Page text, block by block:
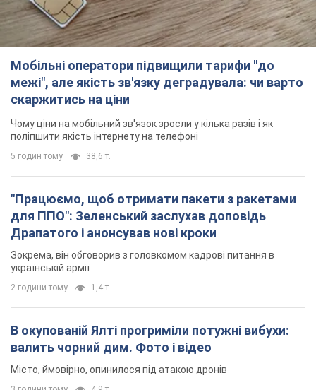
Мобільні оператори підвищили тарифи "до
межі", але якість зв'язку деградувала: чи варто
скаржитись на ціни
Чому ціни на мобільний зв'язок зросли у кілька разів і як
поліпшити якість інтернету на телефоні
5 годин тому 38,6 т.
"Працюємо, щоб отримати пакети з ракетами
для ППО": Зеленський заслухав доповідь
Драпатого і анонсував нові кроки
Зокрема, він обговорив з головкомом кадрові питання в
українській армії
2 години тому 1,4 т.
В окупованій Ялті прогриміли потужні вибухи:
валить чорний дим. Фото і відео
Місто, ймовірно, опинилося під атакою дронів